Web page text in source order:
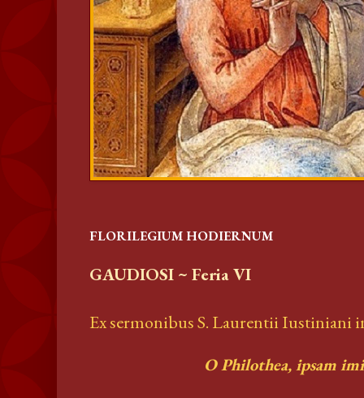
FLORILEGIUM HODIERNUM
GAUDIOSI ~ Feria VI
Ex sermonibus S. Laurentii Iustiniani
O Philothea, ipsam